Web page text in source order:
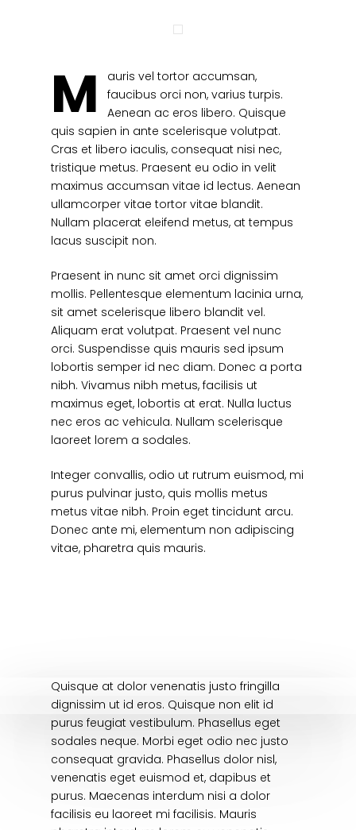
M
auris vel tortor accumsan,
faucibus orci non, varius turpis.
Aenean ac eros libero. Quisque
quis sapien in ante scelerisque volutpat.
Cras et libero iaculis, consequat nisi nec,
tristique metus. Praesent eu odio in velit
maximus accumsan vitae id lectus. Aenean
ullamcorper vitae tortor vitae blandit.
Nullam placerat eleifend metus, at tempus
lacus suscipit non.
Praesent in nunc sit amet orci dignissim
mollis. Pellentesque elementum lacinia urna,
sit amet scelerisque libero blandit vel.
Aliquam erat volutpat. Praesent vel nunc
orci. Suspendisse quis mauris sed ipsum
lobortis semper id nec diam. Donec a porta
nibh. Vivamus nibh metus, facilisis ut
maximus eget, lobortis at erat. Nulla luctus
nec eros ac vehicula. Nullam scelerisque
laoreet lorem a sodales.
Integer convallis, odio ut rutrum euismod, mi
purus pulvinar justo, quis mollis metus
metus vitae nibh. Proin eget tincidunt arcu.
Donec ante mi, elementum non adipiscing
vitae, pharetra quis mauris.
Quisque at dolor venenatis justo fringilla
dignissim ut id eros. Quisque non elit id
purus feugiat vestibulum. Phasellus eget
sodales neque. Morbi eget odio nec justo
consequat gravida. Phasellus dolor nisl,
venenatis eget euismod et, dapibus et
purus. Maecenas interdum nisi a dolor
facilisis eu laoreet mi facilisis. Mauris